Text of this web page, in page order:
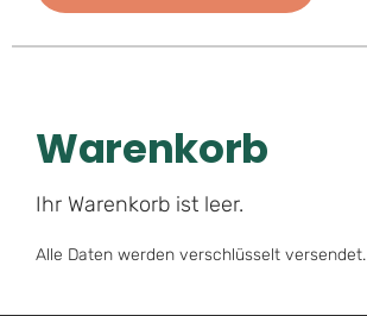
Warenkorb
Ihr Warenkorb ist leer.
Alle Daten werden verschlüsselt versendet.